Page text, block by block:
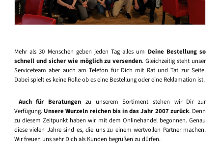
Mehr als 30 Menschen geben jeden Tag alles um Deine Bestellung so
schnell und sicher wie möglich zu versenden. Gleichzeitig steht unser
Serviceteam aber auch am Telefon für Dich mit Rat und Tat zur Seite.
Dabei spielt es keine Rolle ob es eine Bestellung oder eine Reklamation ist.
Auch für Beratungen zu unserem Sortiment stehen wir Dir zur
Verfügung. Unsere Wurzeln reichen bis in das Jahr 2007 zurück. Denn
zu diesem Zeitpunkt haben wir mit dem Onlinehandel begonnen. Genau
diese vielen Jahre sind es, die uns zu einem wertvollen Partner machen.
Wir freuen uns sehr Dich als Kunden begrüßen zu dürfen.